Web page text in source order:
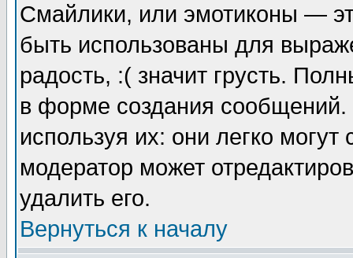
Смайлики, или эмотиконы —
быть использованы для
радость, :( значит грусть.
в форме создания сообщений.
используя их: они легко
модератор может
удалить его.
Вернуться к началу